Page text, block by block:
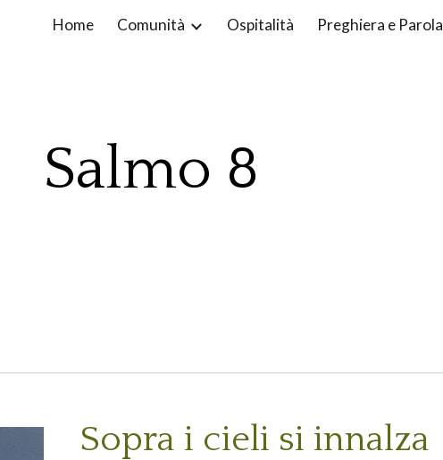
content Skip to navigation
Home Comunità Ospitalità Preghiera e Parola
Salmo 8
Sopra i cieli si innalza